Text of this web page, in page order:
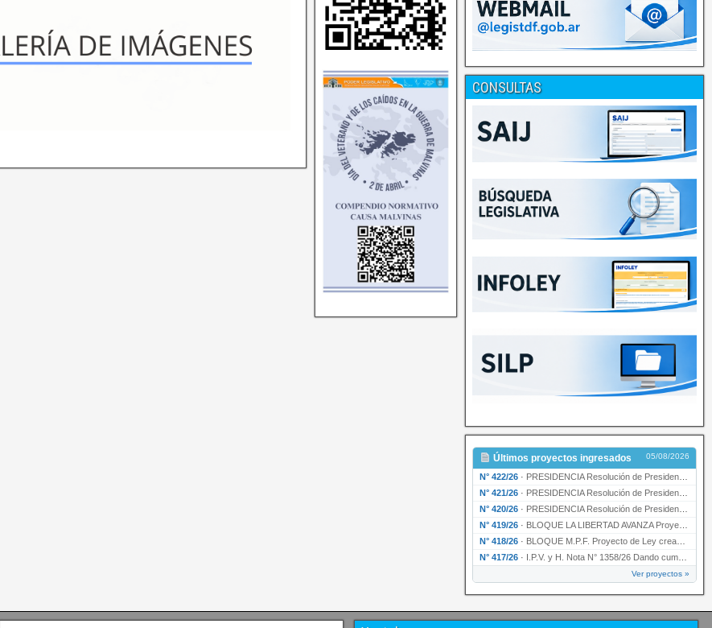
CONSULTAS
Últimos proyectos ingresados 05/08/2026
N° 422/26 · PRESIDENCIA Resolución de Presidencia N° 200/26 para su ratificación.
N° 421/26 · PRESIDENCIA Resolución de Presidencia N° 199/26 para su ratificación.
N° 420/26 · PRESIDENCIA Resolución de Presidencia N° 198/26 para su ratificación.
N° 419/26 · BLOQUE LA LIBERTAD AVANZA Proyecto de Ley declarando la esencialidad del servicio educativ…
N° 418/26 · BLOQUE M.P.F. Proyecto de Ley creando el Ente Único Regulador de servicios públicos de la …
N° 417/26 · I.P.V. y H. Nota N° 1358/26 Dando cumplimiento al artículo 29 de la Ley provincial N° 1399…
Ver proyectos »